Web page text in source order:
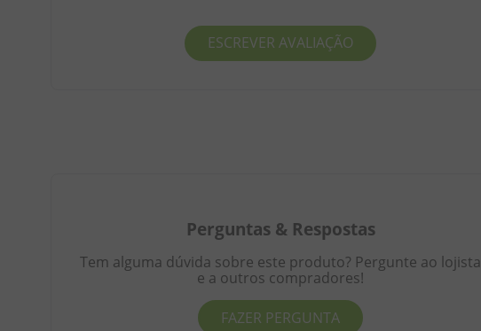
ESCREVER AVALIAÇÃO
Perguntas & Respostas
Tem alguma dúvida sobre este produto? Pergunte ao lojista
e a outros compradores!
FAZER PERGUNTA